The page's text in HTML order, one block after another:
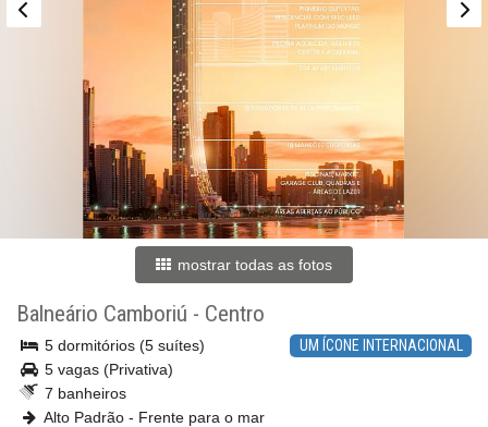
mostrar todas as fotos
Balneário Camboriú - Centro
UM ÍCONE INTERNACIONAL
5 dormitórios (5 suítes)
5 vagas (Privativa)
7 banheiros
Alto Padrão - Frente para o mar